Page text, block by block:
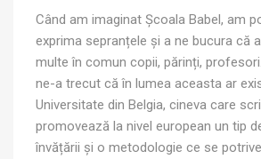
Când am imaginat Școala Babel, am
exprima sepranțele și a ne bucura că
multe în comun copii, părinți,
ne-a trecut că în lumea aceasta ar
Universitate din Belgia, cineva care
promovează la nivel european un tip
învățării și o metodologie ce se